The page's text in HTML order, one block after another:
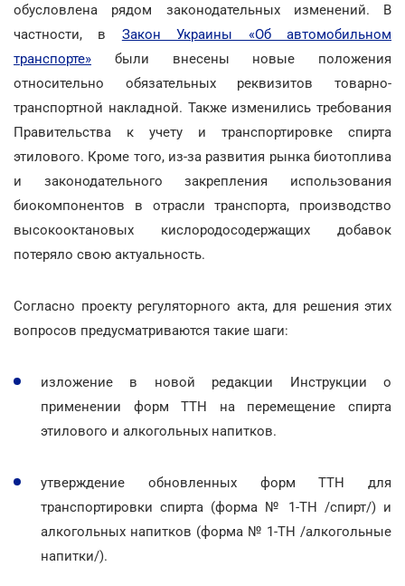
обусловлена рядом законодательных изменений. В
частности, в Закон Украины «Об автомобильном
транспорте» были внесены новые положения
относительно обязательных реквизитов товарно-
транспортной накладной. Также изменились требования
Правительства к учету и транспортировке спирта
этилового. Кроме того, из-за развития рынка биотоплива
и законодательного закрепления использования
биокомпонентов в отрасли транспорта, производство
высокооктановых кислородосодержащих добавок
потеряло свою актуальность.
Согласно проекту регуляторного акта, для решения этих
вопросов предусматриваются такие шаги:
изложение в новой редакции Инструкции о
применении форм ТТН на перемещение спирта
этилового и алкогольных напитков.
утверждение обновленных форм ТТН для
транспортировки спирта (форма № 1-ТН /спирт/) и
алкогольных напитков (форма № 1-ТН /алкогольные
напитки/).